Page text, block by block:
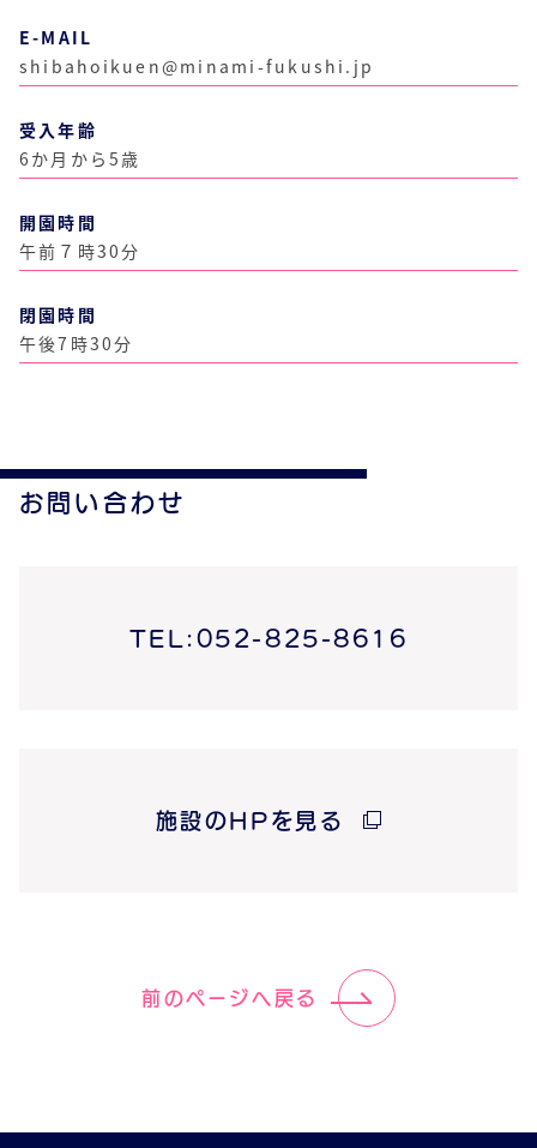
E-MAIL
shibahoikuen@minami-fukushi.jp
受入年齢
6か月から5歳
開園時間
午前７時30分
閉園時間
午後7時30分
お問い合わせ
TEL:052-825-8616
施設のHPを見る
前のページへ戻る